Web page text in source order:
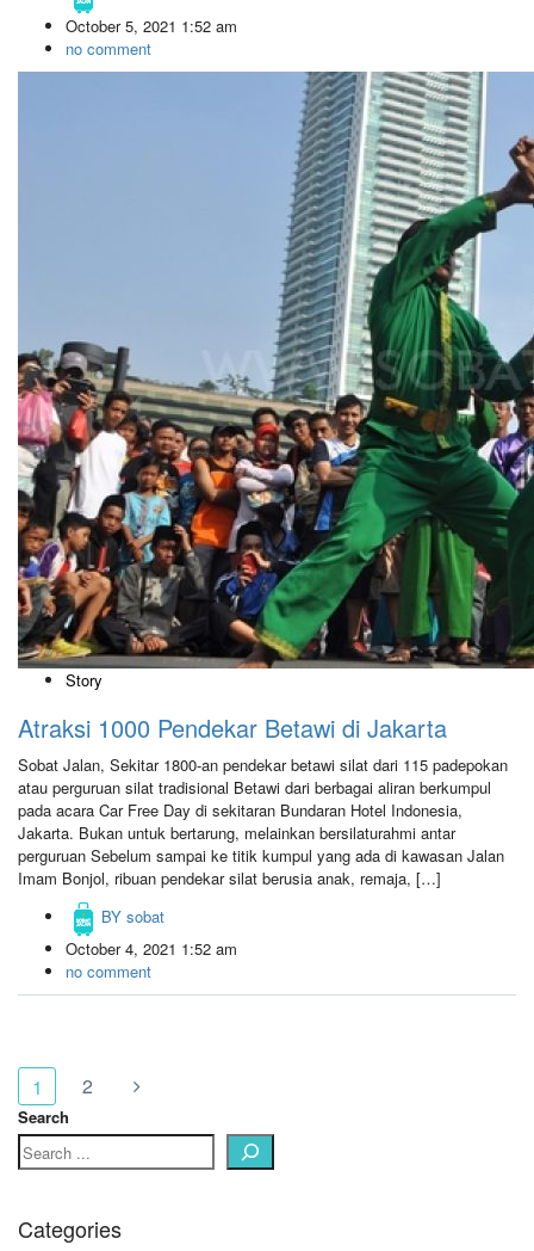
October 5, 2021 1:52 am
no comment
Story
Atraksi 1000 Pendekar Betawi di Jakarta
Sobat Jalan, Sekitar 1800-an pendekar betawi silat dari 115 padepokan
atau perguruan silat tradisional Betawi dari berbagai aliran berkumpul
pada acara Car Free Day di sekitaran Bundaran Hotel Indonesia,
Jakarta. Bukan untuk bertarung, melainkan bersilaturahmi antar
perguruan Sebelum sampai ke titik kumpul yang ada di kawasan Jalan
Imam Bonjol, ribuan pendekar silat berusia anak, remaja, […]
BY sobat
October 4, 2021 1:52 am
no comment
1 2
Search
Categories